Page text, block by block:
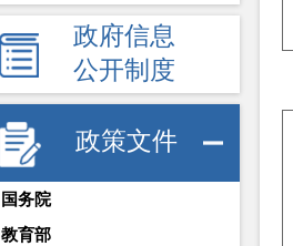
政府信息
公开制度
政策文件
国务院
教育部